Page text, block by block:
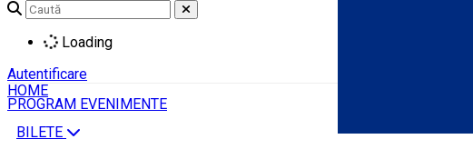
Loading
Autentificare
HOME
PROGRAM EVENIMENTE
BILETE